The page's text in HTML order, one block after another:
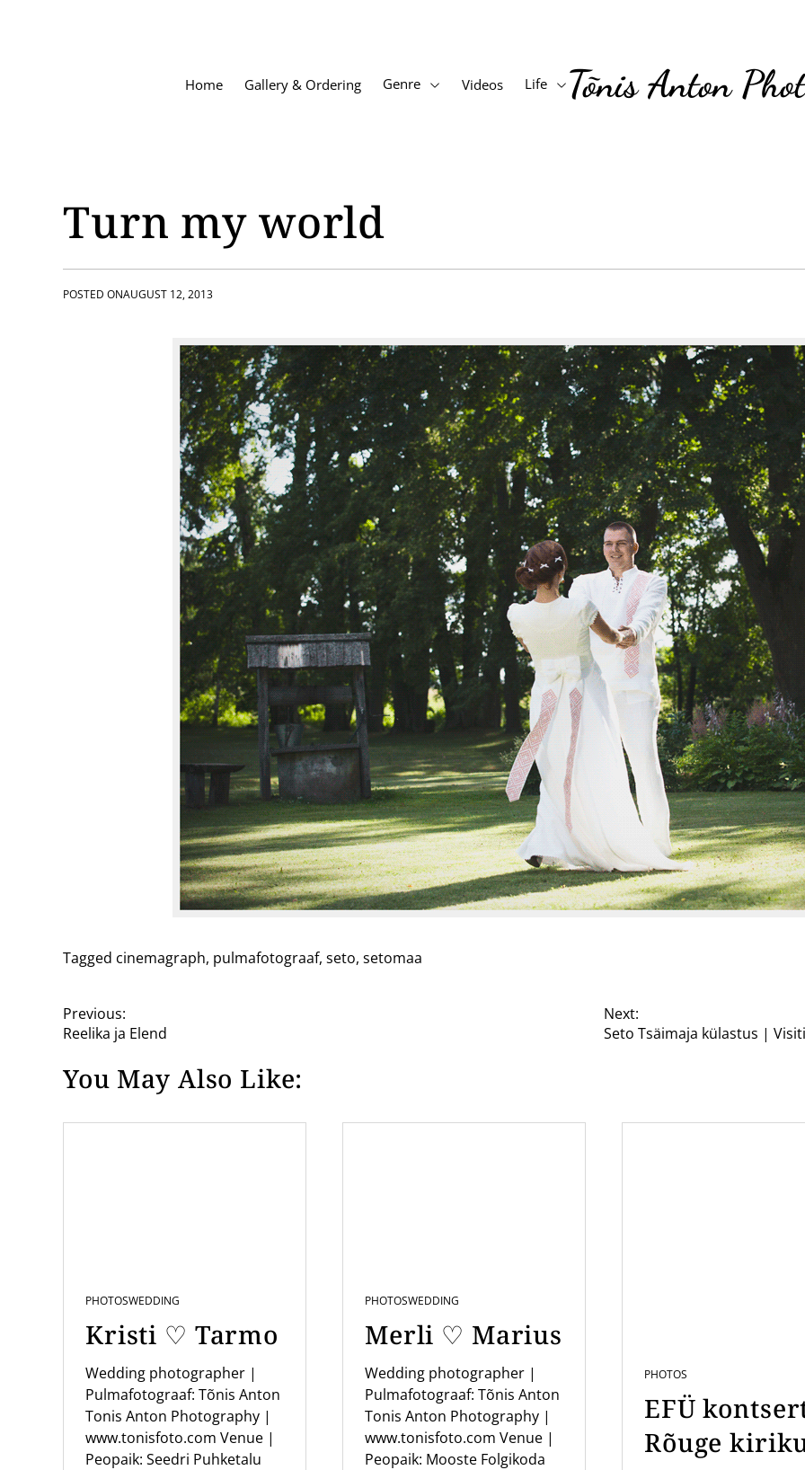
Home Gallery & Ordering Genre Videos Life Tõnis Anton
Turn my world
POSTED ONAUGUST 12, 2013
Tagged cinemagraph, pulmafotograaf, seto, setomaa
P
o
s
Previous:
Reelika ja Elend
Next:
Seto Tsäimaja külastus |
You May Also Like:
PHOTOSWEDDING
Kristi ♡ Tarmo
Wedding photographer |
Pulmafotograaf: Tõnis Anton
Tonis Anton Photography |
www.tonisfoto.com Venue |
Peopaik: Seedri Puhketalu
PHOTOSWEDDING
Merli ♡ Marius
Wedding photographer |
Pulmafotograaf: Tõnis Anton
Tonis Anton Photography |
www.tonisfoto.com Venue |
Peopaik: Mooste Folgikoda
PHOTOS
EFÜ
Rõuge